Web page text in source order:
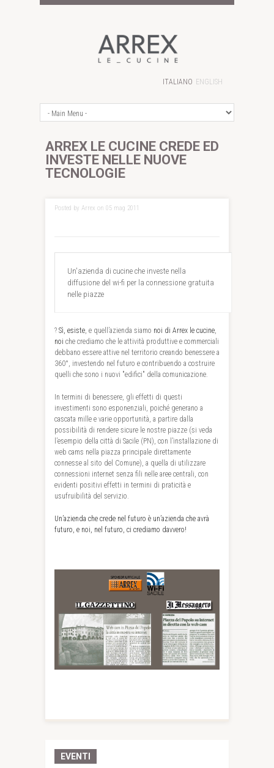
ITALIANO ENGLISH
ARREX LE CUCINE CREDE ED
INVESTE NELLE NUOVE
TECNOLOGIE
Posted by Arrex on 05 mag 2011
Un'azienda di cucine che investe nella
diffusione del wi-fi per la connessione gratuita
nelle piazze
? Sì, esiste , e quell’azienda siamo noi di Arrex le cucine
noi che crediamo che le attività produttive e commerciali
debbano essere attive nel territorio creando benessere a
360°, investendo nel futuro e contribuendo a costruire
quelli che sono i nuovi "edifici" della comunicazione.
In termini di benessere, gli effetti di questi
investimenti sono esponenziali, poiché generano a
cascata mille e varie opportunità, a partire dalla
possibilità di rendere sicure le nostre piazze (si veda
l’esempio della città di Sacile (PN), con l’installazione di
web cams nella piazza principale direttamente
connesse al sito del Comune), a quella di utilizzare
connessioni internet senza fili nelle aree centrali, con
evidenti positivi effetti in termini di praticità e
usufruibilità del servizio.
Un’azienda che crede nel futuro è un’azienda che avrà
futuro, e noi, nel futuro, ci crediamo davvero!
EVENTI